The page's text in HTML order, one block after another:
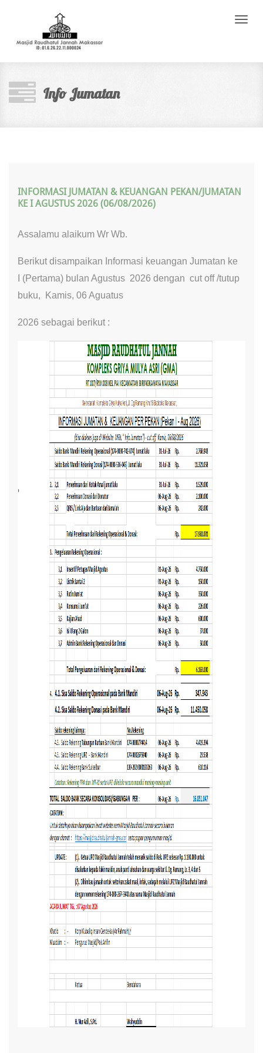
Toggle
Info Jumatan
INFORMASI JUMATAN & KEUANGAN PEKAN/JUMATAN
KE I AGUSTUS 2026 (06/08/2026)
Assalamu alaikum Wr Wb.
Berikut disampaikan Informasi keuangan Jumatan ke
I (Pertama) bulan Agustus 2026 dengan cut off /tutup
buku, Kamis, 06 Aguatus
2026 sebagai berikut :